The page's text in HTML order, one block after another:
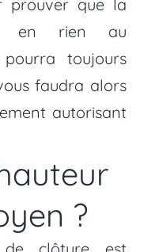
prouver que la
en rien au
toujours
faudra alors
autorisant
?